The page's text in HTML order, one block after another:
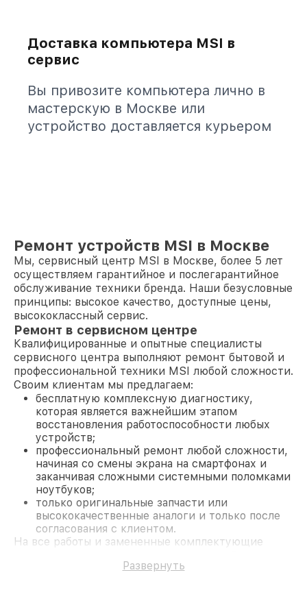
Доставка компьютера MSI в
сервис
Вы привозите компьютера лично в
мастерскую в Москве или
устройство доставляется курьером
Ремонт устройств MSI в Москве
Мы, сервисный центр MSI в Москве, более 5 лет
осуществляем гарантийное и послегарантийное
обслуживание техники бренда. Наши безусловные
принципы: высокое качество, доступные цены,
высококлассный сервис.
Ремонт в сервисном центре
Квалифицированные и опытные специалисты
сервисного центра выполняют ремонт бытовой и
профессиональной техники MSI любой сложности.
Своим клиентам мы предлагаем:
бесплатную комплексную диагностику,
которая является важнейшим этапом
восстановления работоспособности любых
устройств;
профессиональный ремонт любой сложности,
начиная со смены экрана на смартфонах и
заканчивая сложными системными поломками
ноутбуков;
только оригинальные запчасти или
высококачественные аналоги и только после
согласования с клиентом.
На все работы и замененные комплектующие
поломки по условиям гарантии, мы бесплатно
Развернуть